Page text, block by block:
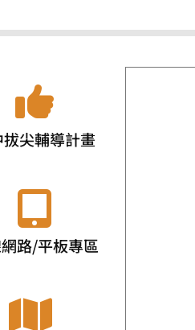
拔尖輔導計畫
路/平板專區